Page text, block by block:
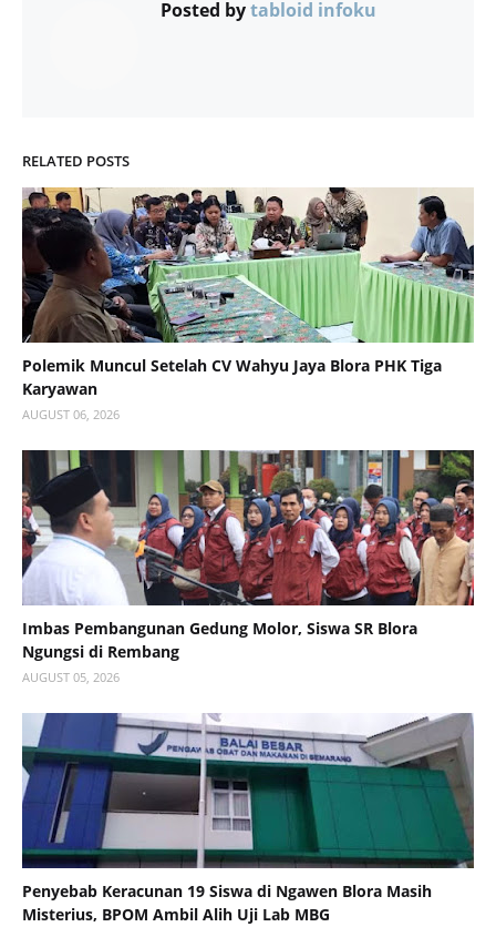
Posted bytabloid infoku
RELATED POSTS
Polemik Muncul Setelah CV Wahyu Jaya Blora PHK Tiga
Karyawan
AUGUST 06, 2026
Imbas Pembangunan Gedung Molor, Siswa SR Blora
Ngungsi di Rembang
AUGUST 05, 2026
Penyebab Keracunan 19 Siswa di Ngawen Blora Masih
Misterius, BPOM Ambil Alih Uji Lab MBG